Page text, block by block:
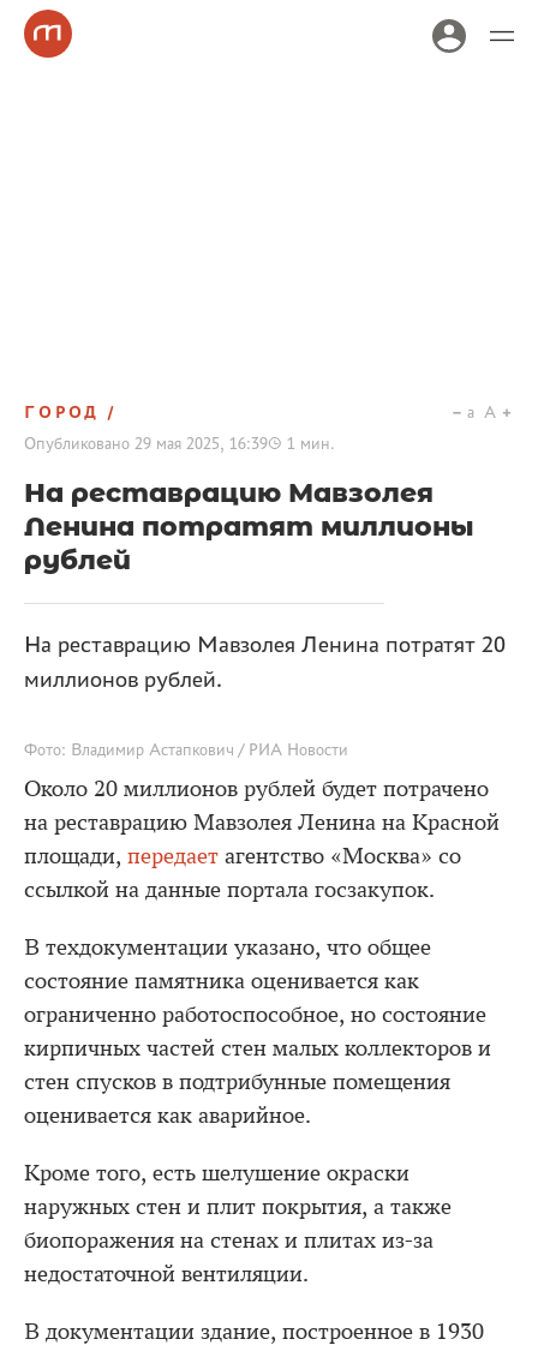
ГОРОД
Опубликовано 29 мая 2025, 16:39 1 мин.
a A
На реставрацию Мавзолея
Ленина потратят миллионы
рублей
На реставрацию Мавзолея Ленина потратят 20
миллионов рублей.
Фото: Владимир Астапкович / РИА Новости
Около 20 миллионов рублей будет потрачено
на реставрацию Мавзолея Ленина на Красной
площади, передает агентство «Москва» со
ссылкой на данные портала госзакупок.
В техдокументации указано, что общее
состояние памятника оценивается как
ограниченно работоспособное, но состояние
кирпичных частей стен малых коллекторов и
стен спусков в подтрибунные помещения
оценивается как аварийное.
Кроме того, есть шелушение окраски
наружных стен и плит покрытия, а также
биопоражения на стенах и плитах из-за
недостаточной вентиляции.
В документации здание, построенное в 1930